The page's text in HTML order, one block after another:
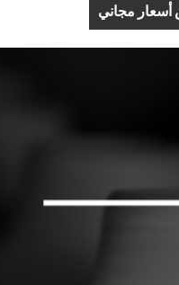
مجاني